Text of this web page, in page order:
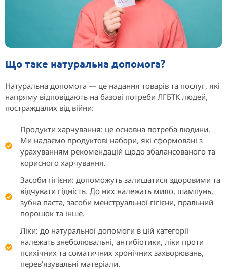
Що таке натуральна допомога?
Натуральна допомога — це надання товарів та послуг, які
напряму відповідають на базові потреби ЛГБТК людей,
постраждалих від війни:
Продукти харчування: це основна потреба людини.
Ми надаємо продуктові набори, які сформовані з
урахуванням рекомендацій щодо збалансованого та
корисного харчування.
Засоби гігієни: допоможуть залишатися здоровими та
відчувати гідність. До них належать мило, шампунь,
зубна паста, засоби менструальної гігієни, пральний
порошок та інше.
Ліки: до натуральної допомоги в цій категорії
належать знеболювальні, антибіотики, ліки проти
психічних та соматичних хронічних захворювань,
перев'язувальні матеріали.